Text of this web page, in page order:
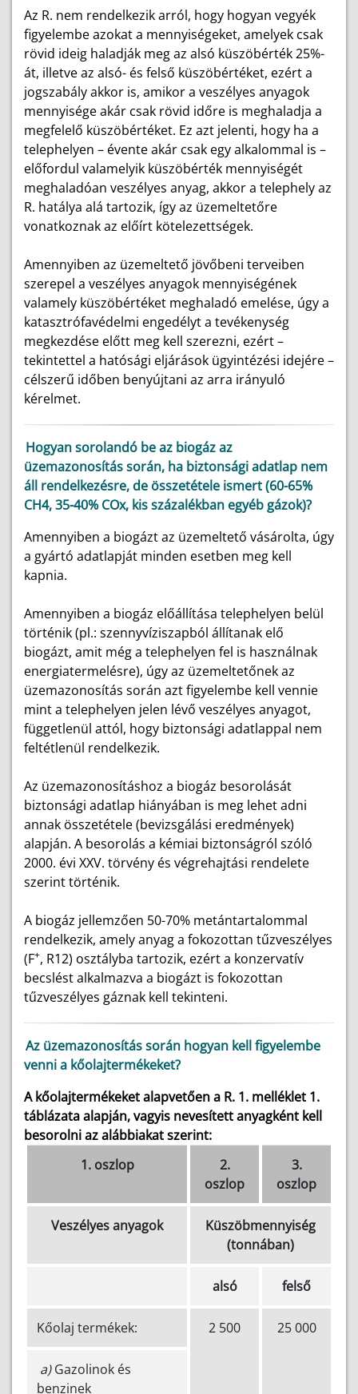
Az R. nem rendelkezik arról, hogy hogyan vegyék
figyelembe azokat a mennyiségeket, amelyek csak
rövid ideig haladják meg az alsó küszöbérték 25%-
át, illetve az alsó- és felső küszöbértéket, ezért a
jogszabály akkor is, amikor a veszélyes anyagok
mennyisége akár csak rövid időre is meghaladja a
megfelelő küszöbértéket. Ez azt jelenti, hogy ha a
telephelyen – évente akár csak egy alkalommal is –
előfordul valamelyik küszöbérték mennyiségét
meghaladóan veszélyes anyag, akkor a telephely az
R. hatálya alá tartozik, így az üzemeltetőre
vonatkoznak az előírt kötelezettségek.
Amennyiben az üzemeltető jövőbeni terveiben
szerepel a veszélyes anyagok mennyiségének
valamely küszöbértéket meghaladó emelése, úgy a
katasztrófavédelmi engedélyt a tevékenység
megkezdése előtt meg kell szerezni, ezért –
tekintettel a hatósági eljárások ügyintézési idejére –
célszerű időben benyújtani az arra irányuló
kérelmet.
Hogyan sorolandó be az biogáz az
üzemazonosítás során, ha biztonsági adatlap nem
áll rendelkezésre, de összetétele ismert (60-65%
CH4, 35-40% COx, kis százalékban egyéb gázok)?
Amennyiben a biogázt az üzemeltető vásárolta, úgy
a gyártó adatlapját minden esetben meg kell
kapnia.
Amennyiben a biogáz előállítása telephelyen belül
történik (pl.: szennyvíziszapból állítanak elő
biogázt, amit még a telephelyen fel is használnak
energiatermelésre), úgy az üzemeltetőnek az
üzemazonosítás során azt figyelembe kell vennie
mint a telephelyen jelen lévő veszélyes anyagot,
függetlenül attól, hogy biztonsági adatlappal nem
feltétlenül rendelkezik.
Az üzemazonosításhoz a biogáz besorolását
biztonsági adatlap hiányában is meg lehet adni
annak összetétele (bevizsgálási eredmények)
alapján. A besorolás a kémiai biztonságról szóló
2000. évi XXV. törvény és végrehajtási rendelete
szerint történik.
A biogáz jellemzően 50-70% metántartalommal
rendelkezik, amely anyag a fokozottan tűzveszélyes
(F+, R12) osztályba tartozik, ezért a konzervatív
becslést alkalmazva a biogázt is fokozottan
tűzveszélyes gáznak kell tekinteni.
Az üzemazonosítás során hogyan kell figyelembe
venni a kőolajtermékeket?
A kőolajtermékeket alapvetően a R. 1. melléklet 1.
táblázata alapján, vagyis nevesített anyagként kell
besorolni az alábbiakat szerint:
1. oszlop
2.
oszlop
3.
oszlop
Veszélyes anyagok
Küszöbmennyiség
(tonnában)
alsó felső
Kőolaj termékek: 2 500 25 000
a)Gazolinok és
benzinek